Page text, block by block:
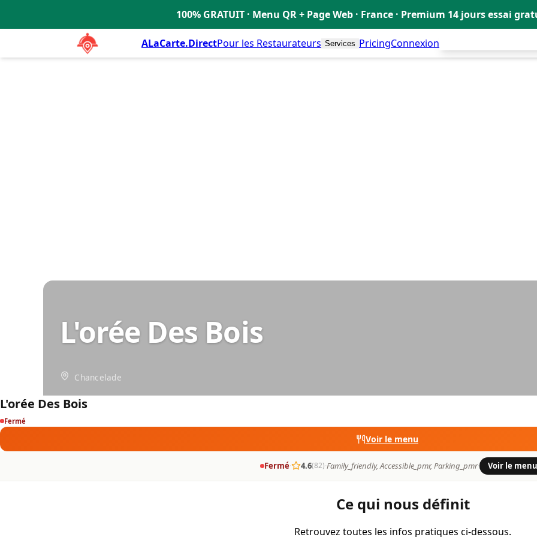
100% GRATUIT · Menu QR + Page Web · France · Premium 14 jours essai
ALaCarte.DirectPour les Restaurateurs Services PricingConnexion
L'orée Des Bois
Chancelade
L'orée Des Bois
Fermé
Voir le menu
Fermé· 4.6(82)·Family_friendly, Accessible_pmr, Parking_pmr· Voir le menu
Ce qui nous définit
Retrouvez toutes les infos pratiques ci-dessous.